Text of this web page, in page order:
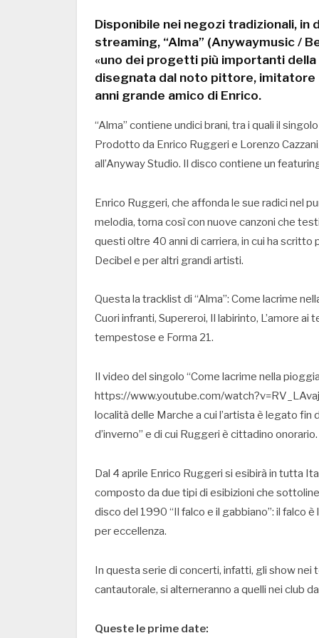
Disponibile nei negozi tradizionali,
streaming, “Alma” (Anywaymusic /
«uno dei progetti più importanti
disegnata dal noto pittore, imitatore
anni grande amico di Enrico.
“Alma” contiene undici brani, tra i quali il
Prodotto da Enrico Ruggeri e Lorenzo
all’Anyway Studio. Il disco contiene un
Enrico Ruggeri, che affonda le sue radici nel
melodia, torna così con nuove canzoni che
questi oltre 40 anni di carriera, in cui ha scritto
Decibel e per altri grandi artisti.
Questa la tracklist di “Alma”: Come lacrime
Cuori infranti, Supereroi, Il labirinto, L’amore
tempestose e Forma 21.
Il video del singolo “Come lacrime nella
https://www.youtube.com/
località delle Marche a cui l’artista è legato fin
d’inverno” e di cui Ruggeri è cittadino onorario.
Dal 4 aprile Enrico Ruggeri si esibirà in tutta
composto da due tipi di esibizioni che
disco del 1990 “Il falco e il gabbiano”: il falco
per eccellenza.
In questa serie di concerti, infatti, gli show nei
cantautorale, si alterneranno a quelli nei club
Queste le prime date: